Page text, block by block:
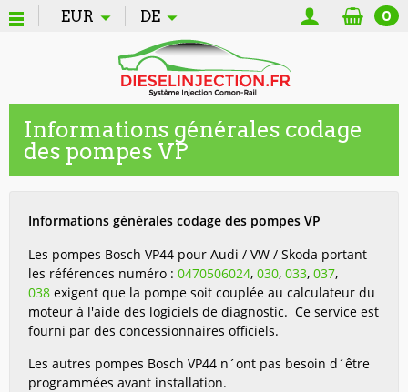
EUR DE 0
Informations générales codage
des pompes VP
Informations générales codage des pompes VP
Les pompes Bosch VP44 pour Audi / VW / Skoda portant
les références numéro : 0470506024, 030, 033, 037,
038 exigent que la pompe soit couplée au calculateur du
moteur à l'aide des logiciels de diagnostic. Ce service est
fourni par des concessionnaires officiels.
Les autres pompes Bosch VP44 n´ont pas besoin d´être
programmées avant installation.